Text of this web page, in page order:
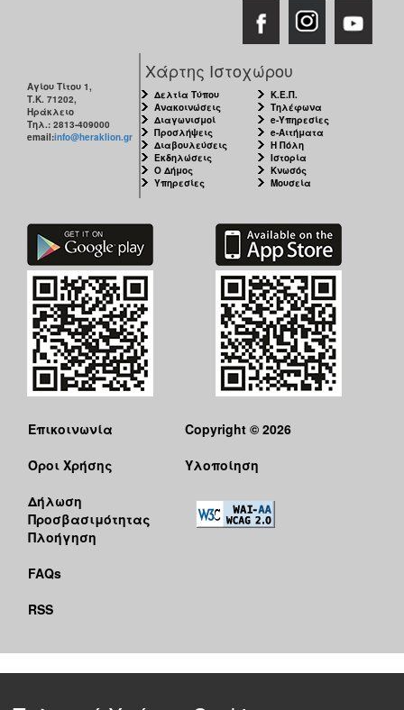
Αγίου Τίτου 1,
Τ.Κ. 71202,
Ηράκλειο
Τηλ.: 2813-409000
email:info@heraklion.gr
Χάρτης Ιστοχώρου
Δελτία Τύπου
Ανακοινώσεις
Διαγωνισμοί
Προσλήψεις
Διαβουλεύσεις
Εκδηλώσεις
Ο Δήμος
Υπηρεσίες
Κ.Ε.Π.
Τηλέφωνα
e-Υπηρεσίες
e-Αιτήματα
Η Πόλη
Ιστορία
Κνωσός
Μουσεία
Επικοινωνία
Όροι Χρήσης
Δήλωση
Προσβασιμότητας
Πλοήγηση
FAQs
RSS
Copyright © 2026
Υλοποίηση